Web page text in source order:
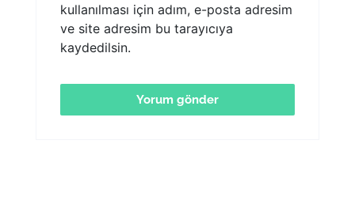
kullanılması için adım, e-posta adresim
ve site adresim bu tarayıcıya
kaydedilsin.